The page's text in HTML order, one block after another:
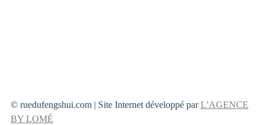
© ruedufengshui.com | Site Internet développé parL’AGENCE
BY LOMÉ